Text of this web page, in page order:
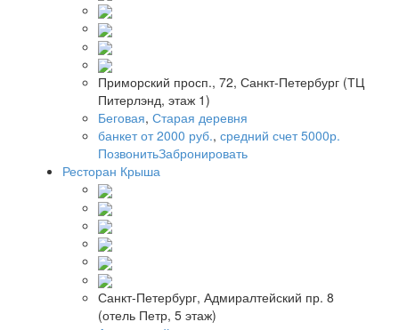
Приморский просп., 72, Санкт-Петербург (ТЦ
Питерлэнд, этаж 1)
Беговая, Старая деревня
банкет от 2000 руб., средний счет 5000р.
ПозвонитьЗабронировать
Ресторан Крыша
Санкт-Петербург, Адмиралтейский пр. 8
(отель Петр, 5 этаж)